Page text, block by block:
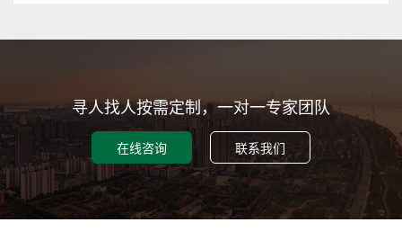
寻人找人按需定制，一对一专家团队
在线咨询 联系我们